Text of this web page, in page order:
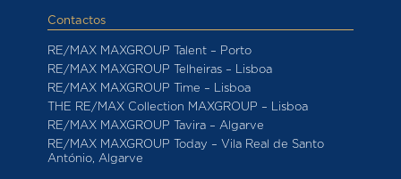
Contactos
RE/MAX MAXGROUP Talent – Porto
RE/MAX MAXGROUP Telheiras – Lisboa
RE/MAX MAXGROUP Time – Lisboa
THE RE/MAX Collection MAXGROUP – Lisboa
RE/MAX MAXGROUP Tavira – Algarve
RE/MAX MAXGROUP Today – Vila Real de Santo
António, Algarve